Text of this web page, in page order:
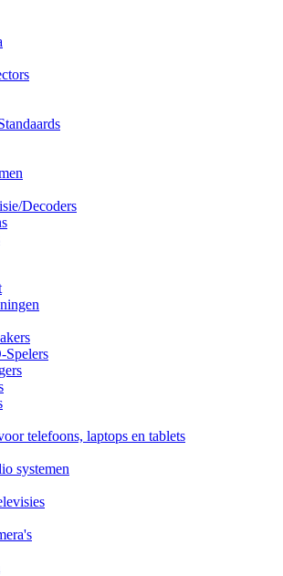
Decoders
Spelers
telefoons, laptops en tablets
systemen